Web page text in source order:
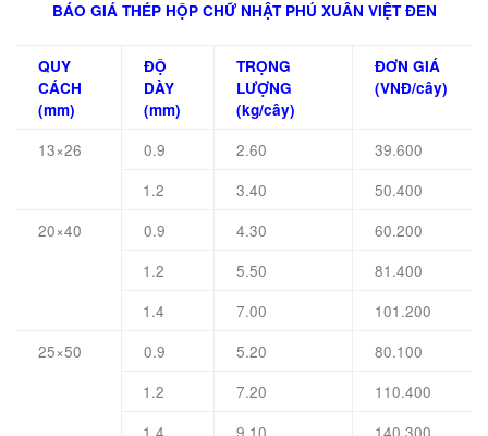
BÁO GIÁ THÉP HỘP CHỮ NHẬT PHÚ XUÂN VIỆT ĐEN
QUY
CÁCH
(mm)
ĐỘ
DÀY
(mm)
TRỌNG
LƯỢNG
(kg/cây)
ĐƠN GIÁ
(VNĐ/cây)
13×26 0.9 2.60
39.600
1.2
3.40
50.400
20×40
0.9 4.30
60.200
1.2
5.50
81.400
1.4
7.00
101.200
25×50
0.9 5.20
80.100
1.2
7.20
110.400